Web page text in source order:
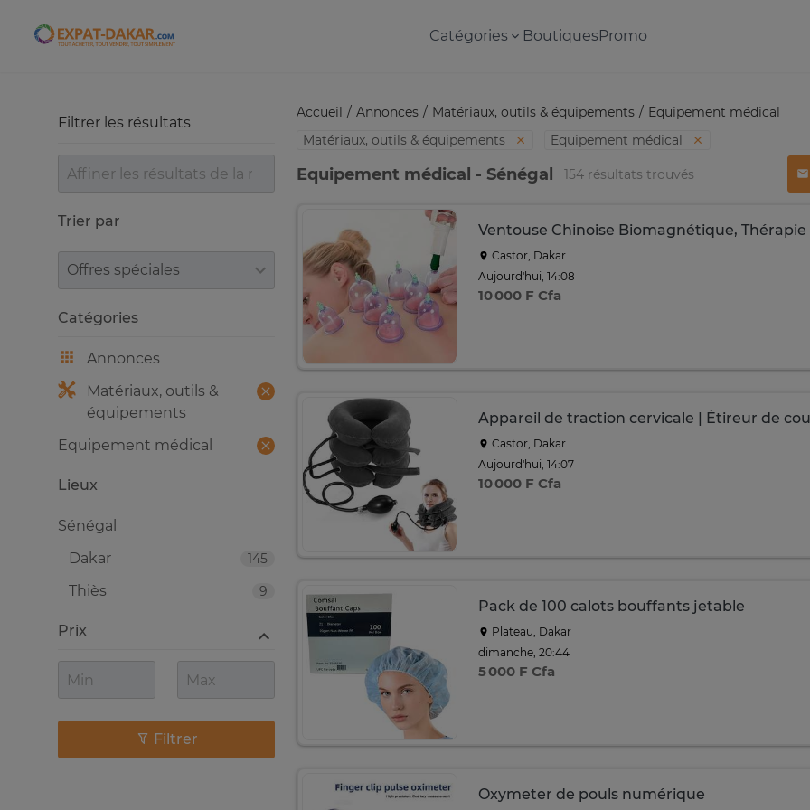
Expat-Dakar Catégories BoutiquesPromo
Accueil Annonces Matériaux, outils & équipements
Equipement médical
Matériaux, outils & équipements
Equipement médical
Equipement médical - Sénégal 154 résultats trouvés
Ventouse Chinoise Biomagnétique, Thérapie
Castor, Dakar
Aujourd'hui, 14:08
10 000 F Cfa
Appareil de traction cervicale | Étireur de cou
Castor, Dakar
Aujourd'hui, 14:07
10 000 F Cfa
Pack de 100 calots bouffants jetable
Plateau, Dakar
dimanche, 20:44
5 000 F Cfa
Oxymeter de pouls numérique
Filtrer les résultats
Trier par
Trier par
Catégories
Annonces
Matériaux, outils &
équipements
Equipement médical
Lieux
Sénégal
145
Dakar
9
Thiès
Prix
Filtrer